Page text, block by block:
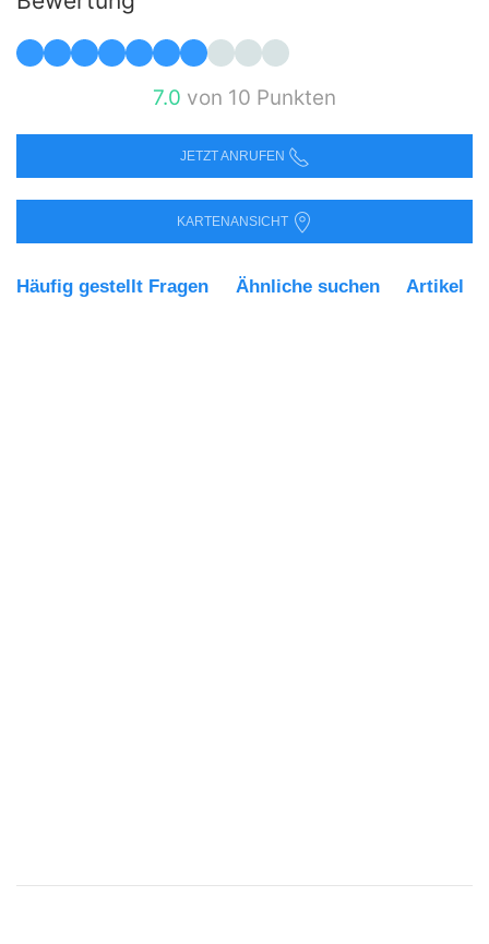
7.0 von 10 Punkten
JETZT ANRUFEN
KARTENANSICHT
Häufig gestellt Fragen Ähnliche suchen Artikel